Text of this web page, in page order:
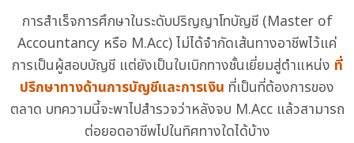
การสำเร็จการศึกษาในระดับปริญญาโทบัญชี (Master of
Accountancy หรือ M.Acc) ไม่ได้จำกัดเส้นทางอาชีพไว้แค่
การเป็นผู้สอบบัญชี แต่ยังเป็นใบเบิกทางชั้นเยี่ยมสู่ตำแหน่ง ที่
ปรึกษาทางด้านการบัญชีและการเงิน ที่เป็นที่ต้องการของ
ตลาด บทความนี้จะพาไปสำรวจว่าหลังจบ M.Acc แล้วสามารถ
ต่อยอดอาชีพไปในทิศทางใดได้บ้าง